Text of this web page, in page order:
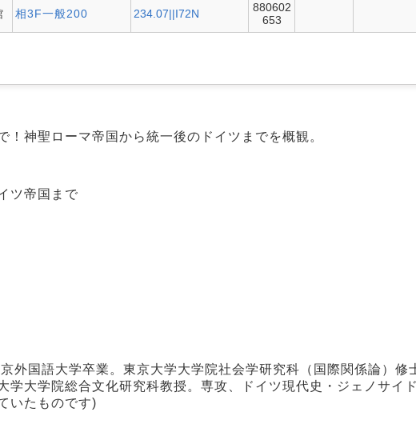
相3F一般200 234.07||I72N
880602
653
神聖ローマ帝国から統一後のドイツまでを概観。
ツ帝国まで
外国語大学卒業。東京大学大学院社会学研究科（国際関係論）修
学大学院総合文化研究科教授。専攻、ドイツ現代史・ジェノサイ
いたものです)